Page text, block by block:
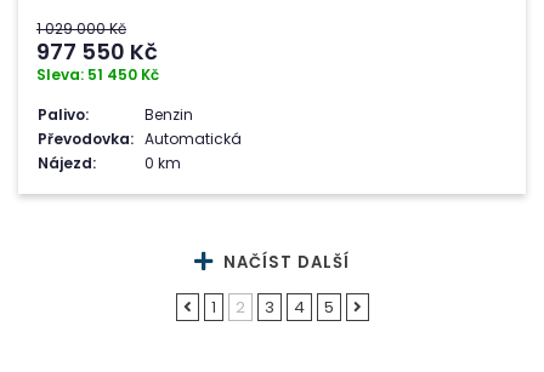
1 029 000 Kč
977 550 Kč
Sleva: 51 450 Kč
Palivo:
Benzin
Převodovka: Automatická
Nájezd:
0 km
NAČÍST DALŠÍ
1
2 3 4 5